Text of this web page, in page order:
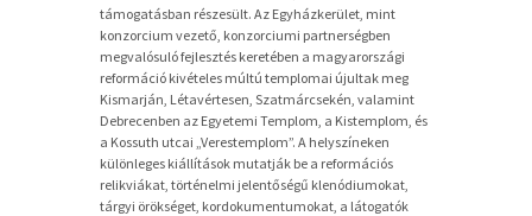
támogatásban részesült. Az Egyházkerület, mint
konzorcium vezető, konzorciumi partnerségben
megvalósuló fejlesztés keretében a magyarországi
reformáció kivételes múltú templomai újultak meg
Kismarján, Létavértesen, Szatmárcsekén, valamint
Debrecenben az Egyetemi Templom, a Kistemplom, és
a Kossuth utcai „Verestemplom”. A helyszíneken
különleges kiállítások mutatják be a reformációs
relikviákat, történelmi jelentőségű klenódiumokat,
tárgyi örökséget, kordokumentumokat, a látogatók